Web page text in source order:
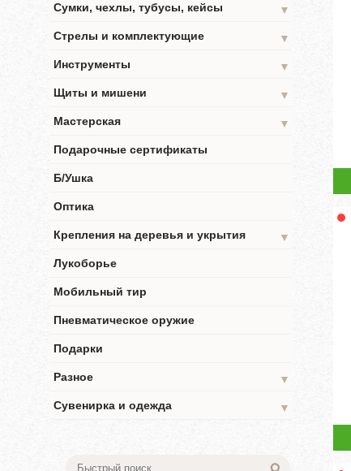
Сумки, чехлы, тубусы, кейсы
▼
Стрелы и комплектующие
▼
Инструменты
▼
Щиты и мишени
▼
Мастерская
▼
Подарочные сертификаты
Б/Ушка
Оптика
Крепления на деревья и укрытия
▼
Лукоборье
Мобильный тир
Пневматическое оружие
Подарки
Разное
▼
Сувенирка и одежда
▼